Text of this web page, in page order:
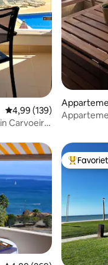
Gemiddelde beoordeling
4,99 (139)
Carvoeiro